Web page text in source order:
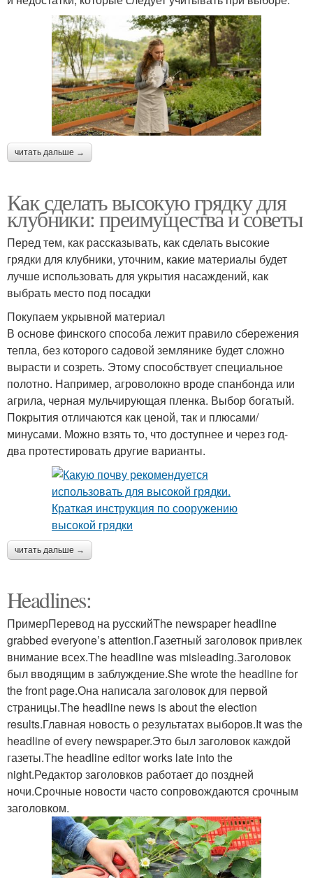
читать дальше →
Как сделать высокую грядку для
клубники: преимущества и советы
Перед тем, как рассказывать, как сделать высокие
грядки для клубники, уточним, какие материалы будет
лучше использовать для укрытия насаждений, как
выбрать место под посадки
Покупаем укрывной материал
В основе финского способа лежит правило сбережения
тепла, без которого садовой землянике будет сложно
вырасти и созреть. Этому способствует специальное
полотно. Например, агроволокно вроде спанбонда или
агрила, черная мульчирующая пленка. Выбор богатый.
Покрытия отличаются как ценой, так и плюсами/
минусами. Можно взять то, что доступнее и через год-
два протестировать другие варианты.
читать дальше →
Headlines:
ПримерПеревод на русскийThe newspaper headline
grabbed everyone’s attention.Газетный заголовок привлек
внимание всех.The headline was misleading.Заголовок
был вводящим в заблуждение.She wrote the headline for
the front page.Она написала заголовок для первой
страницы.The headline news is about the election
results.Главная новость о результатах выборов.It was the
headline of every newspaper.Это был заголовок каждой
газеты.The headline editor works late into the
night.Редактор заголовков работает до поздней
ночи.Срочные новости часто сопровождаются срочным
заголовком.